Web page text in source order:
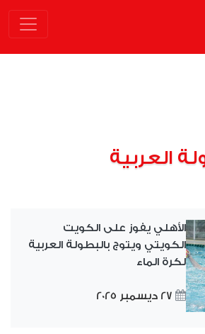
العربية
الأهلي يفوز على الكويت
الكويتي ويتوج بالبطولة العربية
لكرة الماء
27 ديسمبر 2025